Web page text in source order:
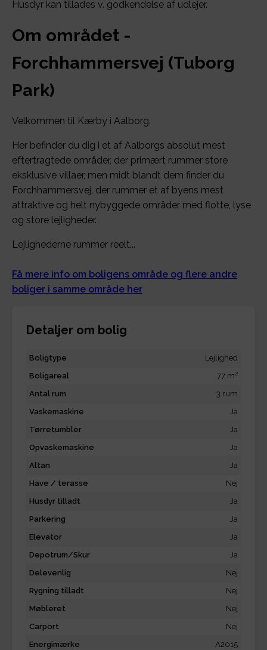
Husdyr kan tillades v. godkendelse af udlejer.
Om området -
Forchhammersvej (Tuborg
Park)
Velkommen til Kærby i Aalborg.
Her befinder du dig i et af Aalborgs absolut mest
eftertragtede områder, der primært rummer store
eksklusive villaer, men midt blandt dem finder du
Forchhammersvej, der rummer et af byens mest
attraktive og helt nybyggede områder med flotte, lyse
og store lejligheder.
Lejlighederne rummer reelt...
Få mere info om boligens område og flere andre
boliger i samme område her
Detaljer om bolig
Boligtype
Lejlighed
Boligareal
77 m2
Antal rum
3 rum
Vaskemaskine
Ja
Tørretumbler
Ja
Opvaskemaskine
Ja
Altan
Ja
Have / terasse
Nej
Husdyr tilladt
Ja
Parkering
Ja
Elevator
Ja
Depotrum/Skur
Ja
Delevenlig
Nej
Rygning tilladt
Nej
Møbleret
Nej
Carport
Nej
Energimærke
A2015